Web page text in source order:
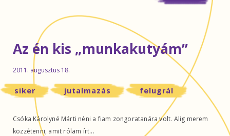
Az én kis „munkakutyám”
2011. augusztus 18.
siker jutalmazás felugrál
Csóka Károlyné Márti néni a fiam zongoratanára volt. Alig merem
közzétenni, amit rólam írt...